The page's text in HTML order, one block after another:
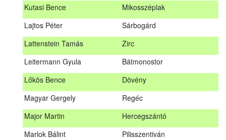
Kutasi Bence
Mikosszéplak
Lajtos Péter
Sárbogárd
Lattenstein Tamás
Zirc
Leitermann Gyula
Bátmonostor
Lőkös Bence
Dövény
Magyar Gergely
Regéc
Major Martin
Hercegszántó
Marlok Bálint
Pilisszentiván
Kovács Dániel
Sárbogárd
Lattenstein Tamás
Zirc
Leitermann Gyula
Bátmonostor